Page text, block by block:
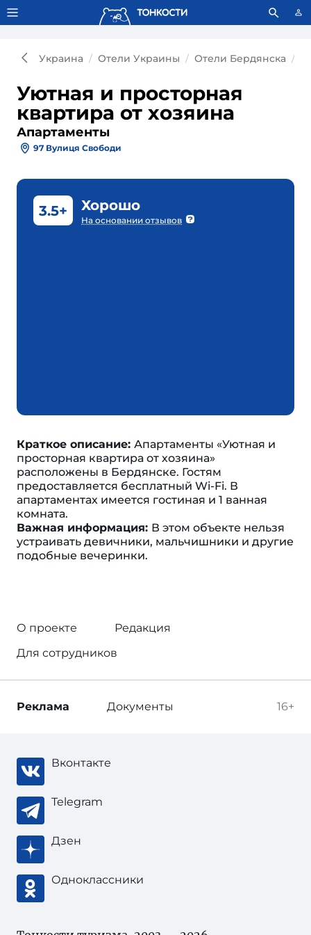
Тонкости используют сookie-файлы. Что это значит?
Украина Отели Украины Отели Бердянска
Уютная и просторная
квартира от хозяина
Апартаменты
97 Вулиця Свободи
3.5+ Хорошо
На основании отзывов
Краткое описание: Апартаменты «Уютная и
просторная квартира от хозяина»
расположены в Бердянске. Гостям
предоставляется бесплатный Wi-Fi. В
апартаментах имеется гостиная и 1 ванная
комната.
Важная информация: В этом объекте нельзя
устраивать девичники, мальчишники и другие
подобные вечеринки.
О проекте
Редакция
Для сотрудников
16+
Реклама Документы
Вконтакте
Telegram
Дзен
Одноклассники